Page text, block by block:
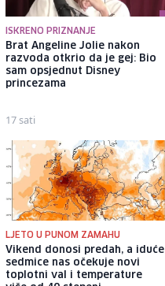
ISKRENO PRIZNANJE
Brat Angeline Jolie nakon
razvoda otkrio da je gej: Bio
sam opsjednut Disney
princezama
17 sati
LJETO U PUNOM ZAMAHU
Vikend donosi predah, a iduće
sedmice nas očekuje novi
toplotni val i temperature